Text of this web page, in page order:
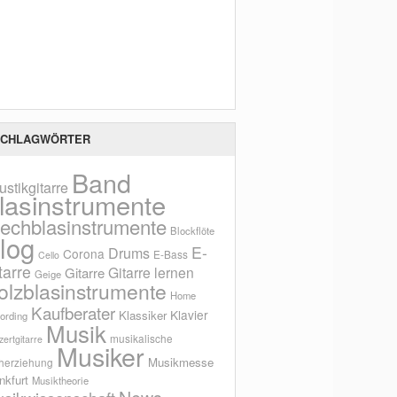
Band
Blockflöte
Cello Corona Drums E-Bass E-
Geige Gitarre Gitarre lernen
Home
Kaufberater Klassiker Klavier
Musik musikalische
Musiker Musikmesse
Musiktheorie